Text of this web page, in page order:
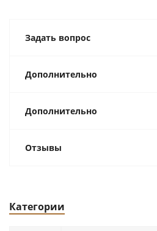
Задать вопрос
Дополнительно
Дополнительно
Отзывы
Категории